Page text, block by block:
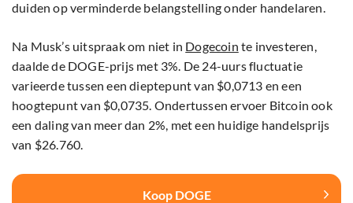
duiden op verminderde belangstelling onder handelaren.
Na Musk’s uitspraak om niet in Dogecoin te investeren,
daalde de DOGE-prijs met 3%. De 24-uurs fluctuatie
varieerde tussen een dieptepunt van $0,0713 en een
hoogtepunt van $0,0735. Ondertussen ervoer Bitcoin ook
een daling van meer dan 2%, met een huidige handelsprijs
van $26.760.
Koop DOGE